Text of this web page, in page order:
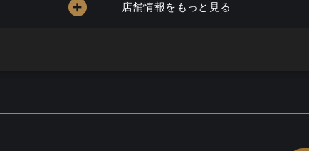
店舗情報をもっと見る